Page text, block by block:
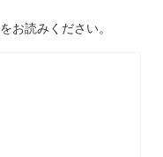
をお読みください。